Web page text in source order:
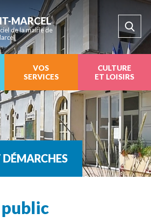
MARCEL
de la mairie de
VOS
SERVICES
CULTURE
ET LOISIRS